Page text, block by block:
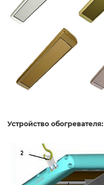
Устройство обогревателя: